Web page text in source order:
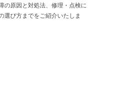
の原因と対処法、修理・点検に
選び方までをご紹介いたしま